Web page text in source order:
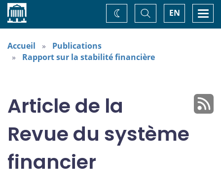
Accueil EN
Basculer
la
recherche
Changez
de
Accueil
Publications
Rapport sur la stabilité financière
Article de la
Revue du système
financier